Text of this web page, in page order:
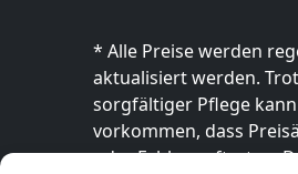
* Alle Preise werden
aktualisiert werden.
sorgfältiger Pflege kann
vorkommen, dass
oder Fehler auftreten.